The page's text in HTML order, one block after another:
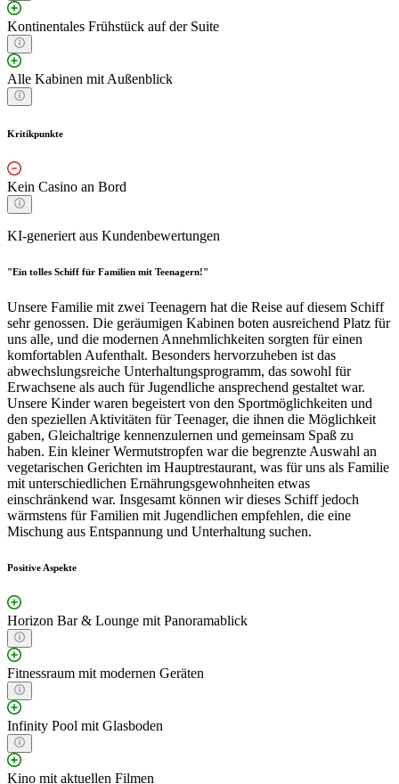
Kontinentales Frühstück auf der Suite
Alle Kabinen mit Außenblick
Kritikpunkte
Kein Casino an Bord
KI-generiert aus Kundenbewertungen
"Ein tolles Schiff für Familien mit Teenagern!"
Unsere Familie mit zwei Teenagern hat die Reise auf diesem Schiff
sehr genossen. Die geräumigen Kabinen boten ausreichend Platz für
uns alle, und die modernen Annehmlichkeiten sorgten für einen
komfortablen Aufenthalt. Besonders hervorzuheben ist das
abwechslungsreiche Unterhaltungsprogramm, das sowohl für
Erwachsene als auch für Jugendliche ansprechend gestaltet war.
Unsere Kinder waren begeistert von den Sportmöglichkeiten und
den speziellen Aktivitäten für Teenager, die ihnen die Möglichkeit
gaben, Gleichaltrige kennenzulernen und gemeinsam Spaß zu
haben. Ein kleiner Wermutstropfen war die begrenzte Auswahl an
vegetarischen Gerichten im Hauptrestaurant, was für uns als Familie
mit unterschiedlichen Ernährungsgewohnheiten etwas
einschränkend war. Insgesamt können wir dieses Schiff jedoch
wärmstens für Familien mit Jugendlichen empfehlen, die eine
Mischung aus Entspannung und Unterhaltung suchen.
Positive Aspekte
Horizon Bar & Lounge mit Panoramablick
Fitnessraum mit modernen Geräten
Infinity Pool mit Glasboden
Kino mit aktuellen Filmen